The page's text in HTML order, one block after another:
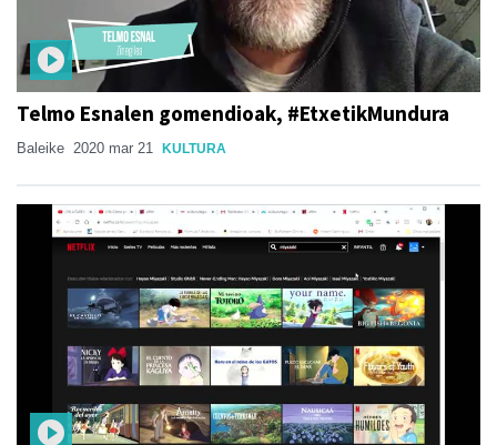
Telmo Esnalen gomendioak, #EtxetikMundura
Baleike 2020 mar 21 KULTURA